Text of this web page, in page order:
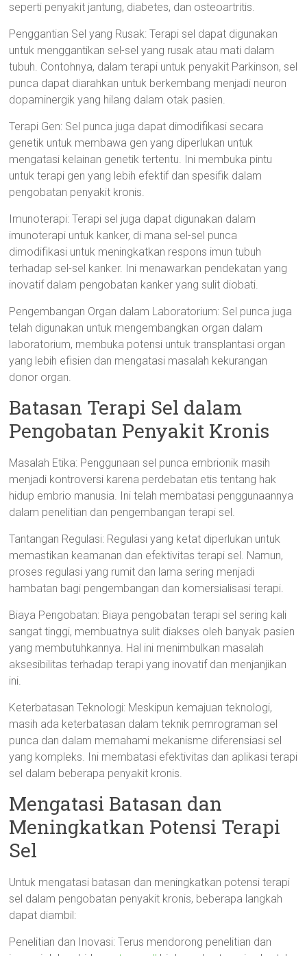
seperti penyakit jantung, diabetes, dan osteoartritis.
Penggantian Sel yang Rusak: Terapi sel dapat digunakan
untuk menggantikan sel-sel yang rusak atau mati dalam
tubuh. Contohnya, dalam terapi untuk penyakit Parkinson, sel
punca dapat diarahkan untuk berkembang menjadi neuron
dopaminergik yang hilang dalam otak pasien.
Terapi Gen: Sel punca juga dapat dimodifikasi secara
genetik untuk membawa gen yang diperlukan untuk
mengatasi kelainan genetik tertentu. Ini membuka pintu
untuk terapi gen yang lebih efektif dan spesifik dalam
pengobatan penyakit kronis.
Imunoterapi: Terapi sel juga dapat digunakan dalam
imunoterapi untuk kanker, di mana sel-sel punca
dimodifikasi untuk meningkatkan respons imun tubuh
terhadap sel-sel kanker. Ini menawarkan pendekatan yang
inovatif dalam pengobatan kanker yang sulit diobati.
Pengembangan Organ dalam Laboratorium: Sel punca juga
telah digunakan untuk mengembangkan organ dalam
laboratorium, membuka potensi untuk transplantasi organ
yang lebih efisien dan mengatasi masalah kekurangan
donor organ.
Batasan Terapi Sel dalam
Pengobatan Penyakit Kronis
Masalah Etika: Penggunaan sel punca embrionik masih
menjadi kontroversi karena perdebatan etis tentang hak
hidup embrio manusia. Ini telah membatasi penggunaannya
dalam penelitian dan pengembangan terapi sel.
Tantangan Regulasi: Regulasi yang ketat diperlukan untuk
memastikan keamanan dan efektivitas terapi sel. Namun,
proses regulasi yang rumit dan lama sering menjadi
hambatan bagi pengembangan dan komersialisasi terapi.
Biaya Pengobatan: Biaya pengobatan terapi sel sering kali
sangat tinggi, membuatnya sulit diakses oleh banyak pasien
yang membutuhkannya. Hal ini menimbulkan masalah
aksesibilitas terhadap terapi yang inovatif dan menjanjikan
ini.
Keterbatasan Teknologi: Meskipun kemajuan teknologi,
masih ada keterbatasan dalam teknik pemrograman sel
punca dan dalam memahami mekanisme diferensiasi sel
yang kompleks. Ini membatasi efektivitas dan aplikasi terapi
sel dalam beberapa penyakit kronis.
Mengatasi Batasan dan
Meningkatkan Potensi Terapi
Sel
Untuk mengatasi batasan dan meningkatkan potensi terapi
sel dalam pengobatan penyakit kronis, beberapa langkah
dapat diambil:
Penelitian dan Inovasi: Terus mendorong penelitian dan